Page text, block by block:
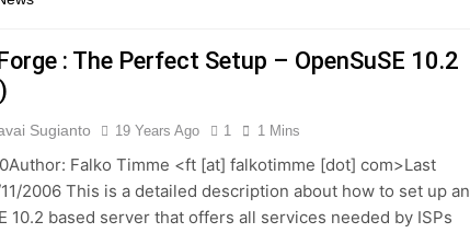
: The Perfect Setup – OpenSuSE 10.2
Sugianto 19 Years Ago 1 1 Mins
Falko Timme <ft [at] falkotimme [dot] com>Last
2006 This is a detailed description about how to set up an
10.2 based server that offers all services needed by ISPs